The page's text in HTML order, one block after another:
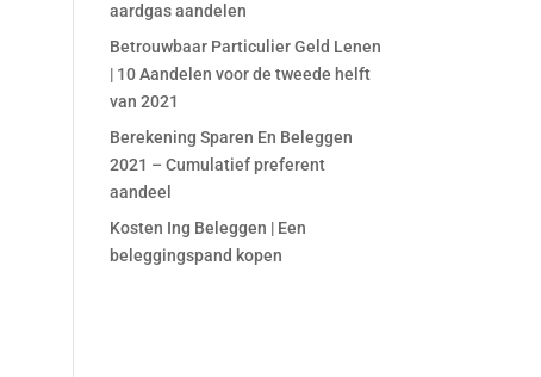
aardgas aandelen
Betrouwbaar Particulier Geld Lenen
| 10 Aandelen voor de tweede helft
van 2021
Berekening Sparen En Beleggen
2021 – Cumulatief preferent
aandeel
Kosten Ing Beleggen | Een
beleggingspand kopen